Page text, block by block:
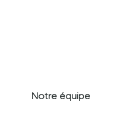
Notre équipe